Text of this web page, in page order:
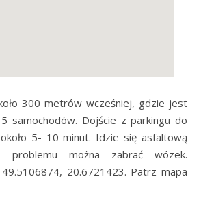
300 metrów wcześniej, gdzie jest
samochodów. Dojście z parkingu do
5- 10 minut. Idzie się asfaltową
można zabrać wózek.
49.5106874, 20.6721423. Patrz mapa